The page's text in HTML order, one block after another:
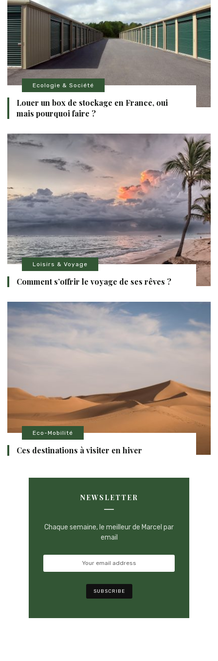
Ecologie & Société
Louer un box de stockage en France, oui
mais pourquoi faire ?
Loisirs & Voyage
Comment s’offrir le voyage de ses rêves ?
Eco-Mobilité
Ces destinations à visiter en hiver
NEWSLETTER
Chaque semaine, le meilleur de Marcel par
email